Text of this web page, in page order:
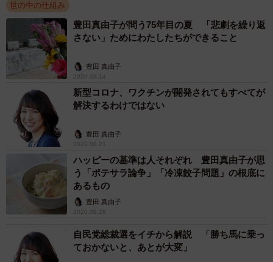
世の中の仕組み
豊田真由子が問う75年目の夏 「悲劇を繰り返
さない」ためにわたしたちができること
豊田 真由子
2020.08.14
新型コロナ、ワクチンが開発されてもすべてが
解決するわけではない
豊田 真由子
2020.08.21
ハッピーの基準は人それぞれ 豊田真由子が思
う「ポテサラ論争」「冷凍餃子問題」の根底に
あるもの
豊田 真由子
2020.08.28
自民党総裁選をイチから解説 「勝ち馬に乗っ
ておかないと、あとが大変」